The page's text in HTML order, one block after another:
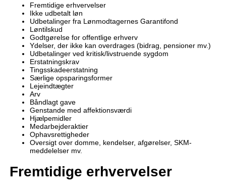
Fremtidige erhvervelser
Ikke udbetalt løn
Udbetalinger fra Lønmodtagernes Garantifond
Løntilskud
Godtgørelse for offentlige erhverv
Ydelser, der ikke kan overdrages (bidrag, pensioner mv.)
Udbetalinger ved kritisk/livstruende sygdom
Erstatningskrav
Tingsskadeerstatning
Særlige opsparingsformer
Lejeindtægter
Arv
Båndlagt gave
Genstande med affektionsværdi
Hjælpemidler
Medarbejderaktier
Ophavsrettigheder
Oversigt over domme, kendelser, afgørelser, SKM-
meddelelser mv.
Fremtidige erhvervelser